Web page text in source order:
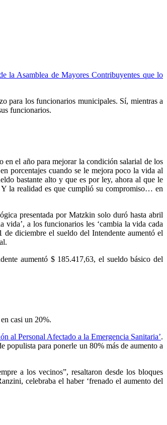
la Asamblea de Mayores Contribuyentes que lo
para los funcionarios municipales. Sí, mientras a
funcionarios.
en el año para mejorar la condición salarial de los
porcentajes cuando se le mejora poco la vida al
bastante alto y que es por ley, ahora al que le
la realidad es que cumplió su compromiso… en
presentada por Matzkin solo duró hasta abril
vida’, a los funcionarios les ‘cambia la vida cada
diciembre el sueldo del Intendente aumentó el
aumentó $ 185.417,63, el sueldo básico del
casi un 20%.
al Personal Afectado a la Emergencia Sanitaria’.
populista para ponerle un 80% más de aumento a
a los vecinos”, resaltaron desde los bloques
celebraba el haber ‘frenado el aumento del